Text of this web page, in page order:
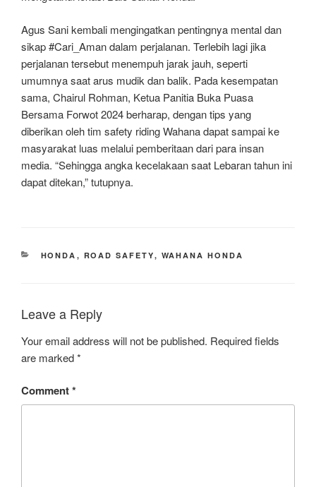
Agus Sani kembali mengingatkan pentingnya mental dan
sikap #Cari_Aman dalam perjalanan. Terlebih lagi jika
perjalanan tersebut menempuh jarak jauh, seperti
umumnya saat arus mudik dan balik. Pada kesempatan
sama, Chairul Rohman, Ketua Panitia Buka Puasa
Bersama Forwot 2024 berharap, dengan tips yang
diberikan oleh tim safety riding Wahana dapat sampai ke
masyarakat luas melalui pemberitaan dari para insan
media. “Sehingga angka kecelakaan saat Lebaran tahun ini
dapat ditekan,” tutupnya.
CATEGORIES
HONDA , ROAD SAFETY, WAHANA HONDA
Leave a Reply
Your email address will not be published. Required fields
are marked*
Comment*